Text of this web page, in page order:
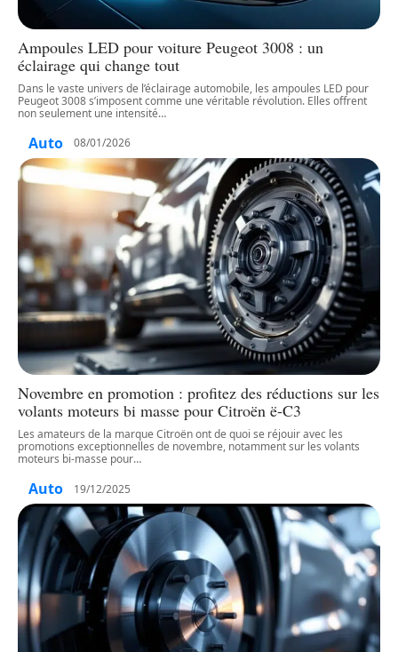
Ampoules LED pour voiture Peugeot 3008 : un
éclairage qui change tout
Dans le vaste univers de l’éclairage automobile, les ampoules LED pour
Peugeot 3008 s’imposent comme une véritable révolution. Elles offrent
non seulement une intensité…
Auto 08/01/2026
Novembre en promotion : profitez des réductions sur les
volants moteurs bi masse pour Citroën ë-C3
Les amateurs de la marque Citroën ont de quoi se réjouir avec les
promotions exceptionnelles de novembre, notamment sur les volants
moteurs bi-masse pour…
Auto 19/12/2025